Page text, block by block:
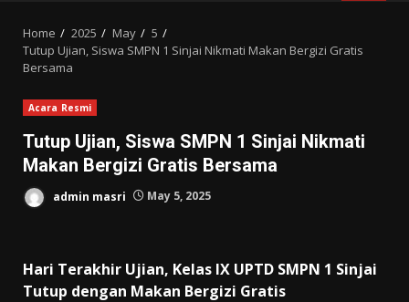
Home 2025 May
5
Tutup Ujian, Siswa SMPN 1 Sinjai Nikmati Makan Bergizi Gratis
Bersama
Acara Resmi
Tutup Ujian, Siswa SMPN 1 Sinjai Nikmati
Makan Bergizi Gratis Bersama
admin masri May 5, 2025
Hari Terakhir Ujian, Kelas IX UPTD SMPN 1 Sinjai
Tutup dengan Makan Bergizi Gratis